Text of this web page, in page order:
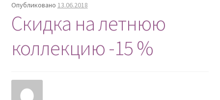
Опубликовано 13.06.2018
Скидка на летнюю
коллекцию -15 %